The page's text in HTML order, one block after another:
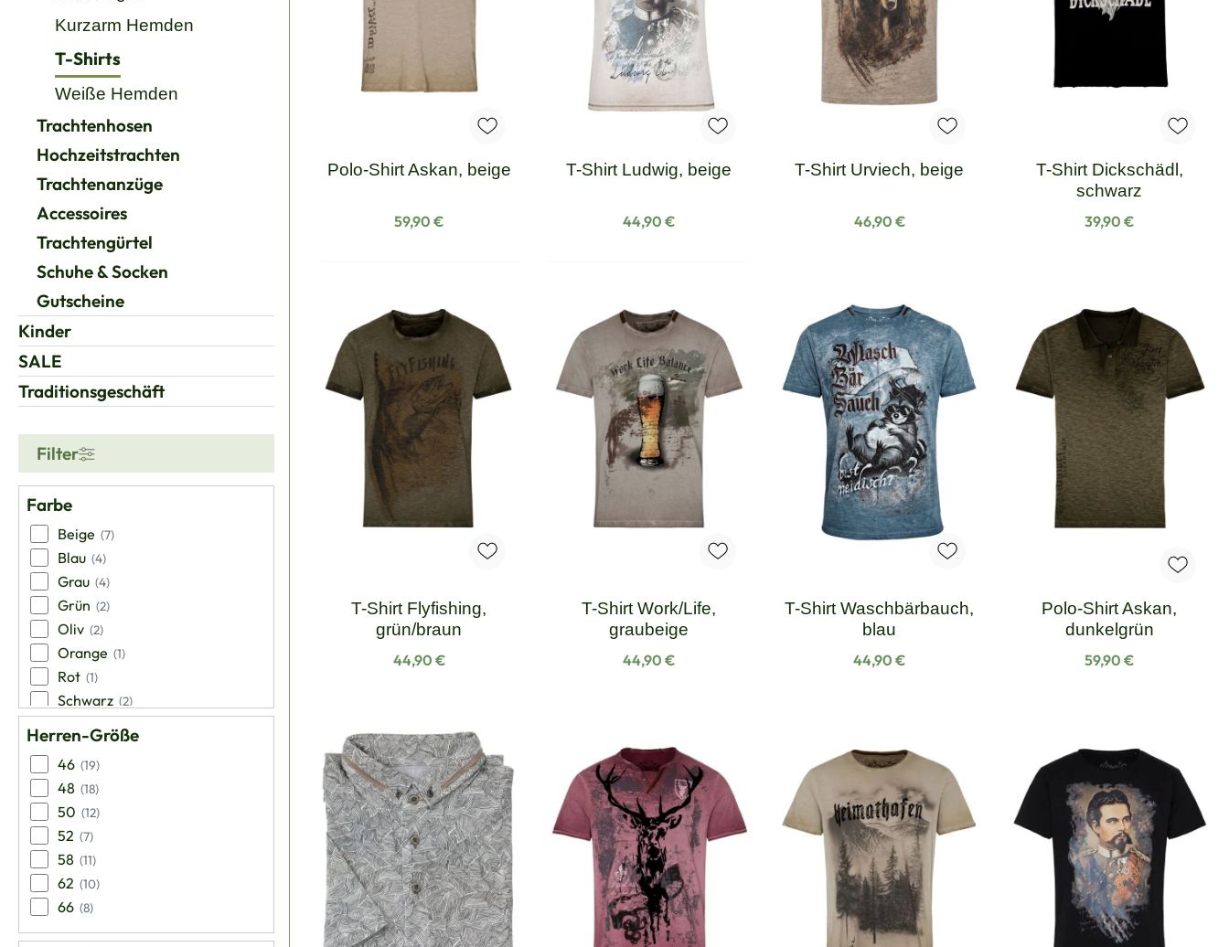
Kurzarm Hemden
T-Shirts
Weiße Hemden
Trachtenhosen
Hochzeitstrachten
Trachtenanzüge
Accessoires
Trachtengürtel
Schuhe & Socken
Gutscheine
Kinder
SALE
Traditionsgeschäft
Filter
Farbe
Beige (7)
Blau (4)
Grau (4)
Grün (2)
Oliv (2)
Orange (1)
Rot (1)
Schwarz (2)
(8)
Herren-Größe
46 (19)
48 (18)
50 (12)
52 (7)
58 (11)
62 (10)
66 (8)
Polo-Shirt Askan, beige
Regulärer Preis:
59,90 €
T-Shirt Ludwig, beige
Regulärer Preis:
44,90 €
T-Shirt Urviech, beige
Regulärer Preis:
46,90 €
T-Shirt Dickschädl,
schwarz
Regulärer Preis:
39,90 €
T-Shirt Flyfishing,
grün/braun
Regulärer Preis:
44,90 €
T-Shirt Work/Life,
graubeige
Regulärer Preis:
44,90 €
T-Shirt Waschbärbauch,
blau
Regulärer Preis:
44,90 €
Polo-Shirt Askan,
dunkelgrün
Regulärer Preis:
59,90 €